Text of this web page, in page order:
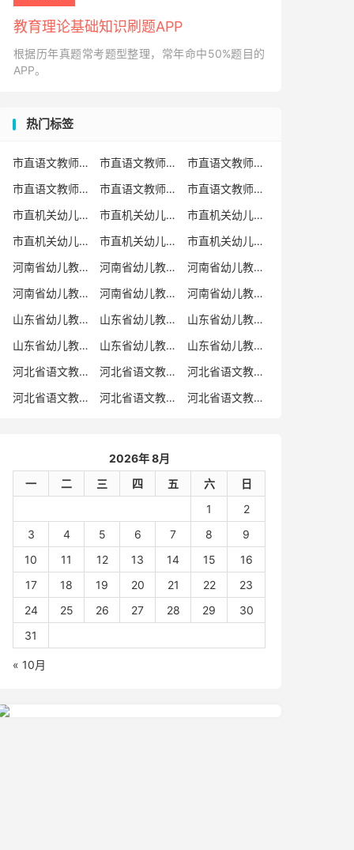
教育理论基础知识刷题APP
根据历年真题常考题型整理，常年命中50%题目的
APP。
热门标签
市直语文教师招聘 市直语文教师招聘考试真题
市直语文教师招聘考试真题卷
市直语文教师编制考试真题
市直语文教师编制考试真题卷
市直语文教师考试
市直机关幼儿教师招聘
市直机关幼儿教师考试
市直机关幼儿教师招聘考试真题
市直机关幼儿教师招聘考试真题卷
市直机关幼儿教师编制考试真题卷
市直机关幼儿教师编制考试真题
河南省幼儿教师招聘
河南省幼儿教师考试
河南省幼儿教师招聘考试真题
河南省幼儿教师招聘考试真题卷
河南省幼儿教师编制考试真题
河南省幼儿教师编制考试真题卷
山东省幼儿教师招聘
山东省幼儿教师考试
山东省幼儿教师招聘考试真题
山东省幼儿教师招聘考试真题卷
山东省幼儿教师编制考试真题
山东省幼儿教师编制考试真题卷
河北省语文教师招聘
河北省语文教师招聘考试真题
河北省语文教师招聘考试真题卷
河北省语文教师编制考试真题
河北省语文教师编制考试真题卷 河北省语文教师考试
2026年 8月
一
二 三 四 五 六
日
1
2
3
4 5 6 7 8
9
10
11 12 13 14 15
16
17
18 19 20 21 22
23
24
25 26 27 28 29
30
31
« 10月